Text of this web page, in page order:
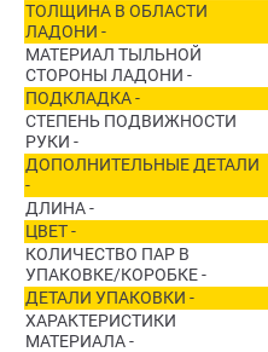
ТОЛЩИНА В ОБЛАСТИ
ЛАДОНИ -
МАТЕРИАЛ ТЫЛЬНОЙ
СТОРОНЫ ЛАДОНИ -
ПОДКЛАДКА -
СТЕПЕНЬ ПОДВИЖНОСТИ
РУКИ -
ДОПОЛНИТЕЛЬНЫЕ ДЕТАЛИ
-
ДЛИНА -
ЦВЕТ -
КОЛИЧЕСТВО ПАР В
УПАКОВКЕ/КОРОБКЕ -
ДЕТАЛИ УПАКОВКИ -
ХАРАКТЕРИСТИКИ
МАТЕРИАЛА -